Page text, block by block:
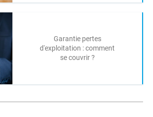
Garantie pertes
d'exploitation : comment
se couvrir ?